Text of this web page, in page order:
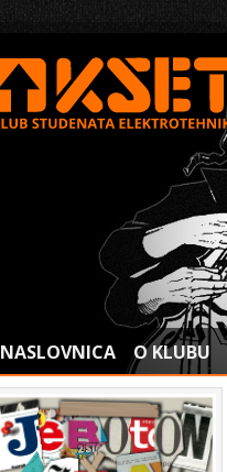
NASLOVNICA O KLUBU